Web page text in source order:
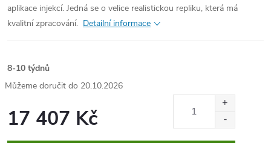
aplikace injekcí. Jedná se o velice realistickou repliku, která má
kvalitní zpracování. Detailní informace
8-10 týdnů
20.10.2026
17 407 Kč